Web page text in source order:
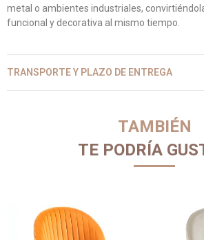
metal o ambientes industriales,
funcional y decorativa al mismo tiempo.
TRANSPORTE Y PLAZO DE ENTREGA
TAMBIÉN
TE PODRÍA